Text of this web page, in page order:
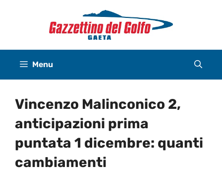
Menu
Vincenzo Malinconico 2,
anticipazioni prima
puntata 1 dicembre: quanti
cambiamenti